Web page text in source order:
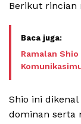
Berikut rincian
Ramalan Shio
Shio ini
dominan serta